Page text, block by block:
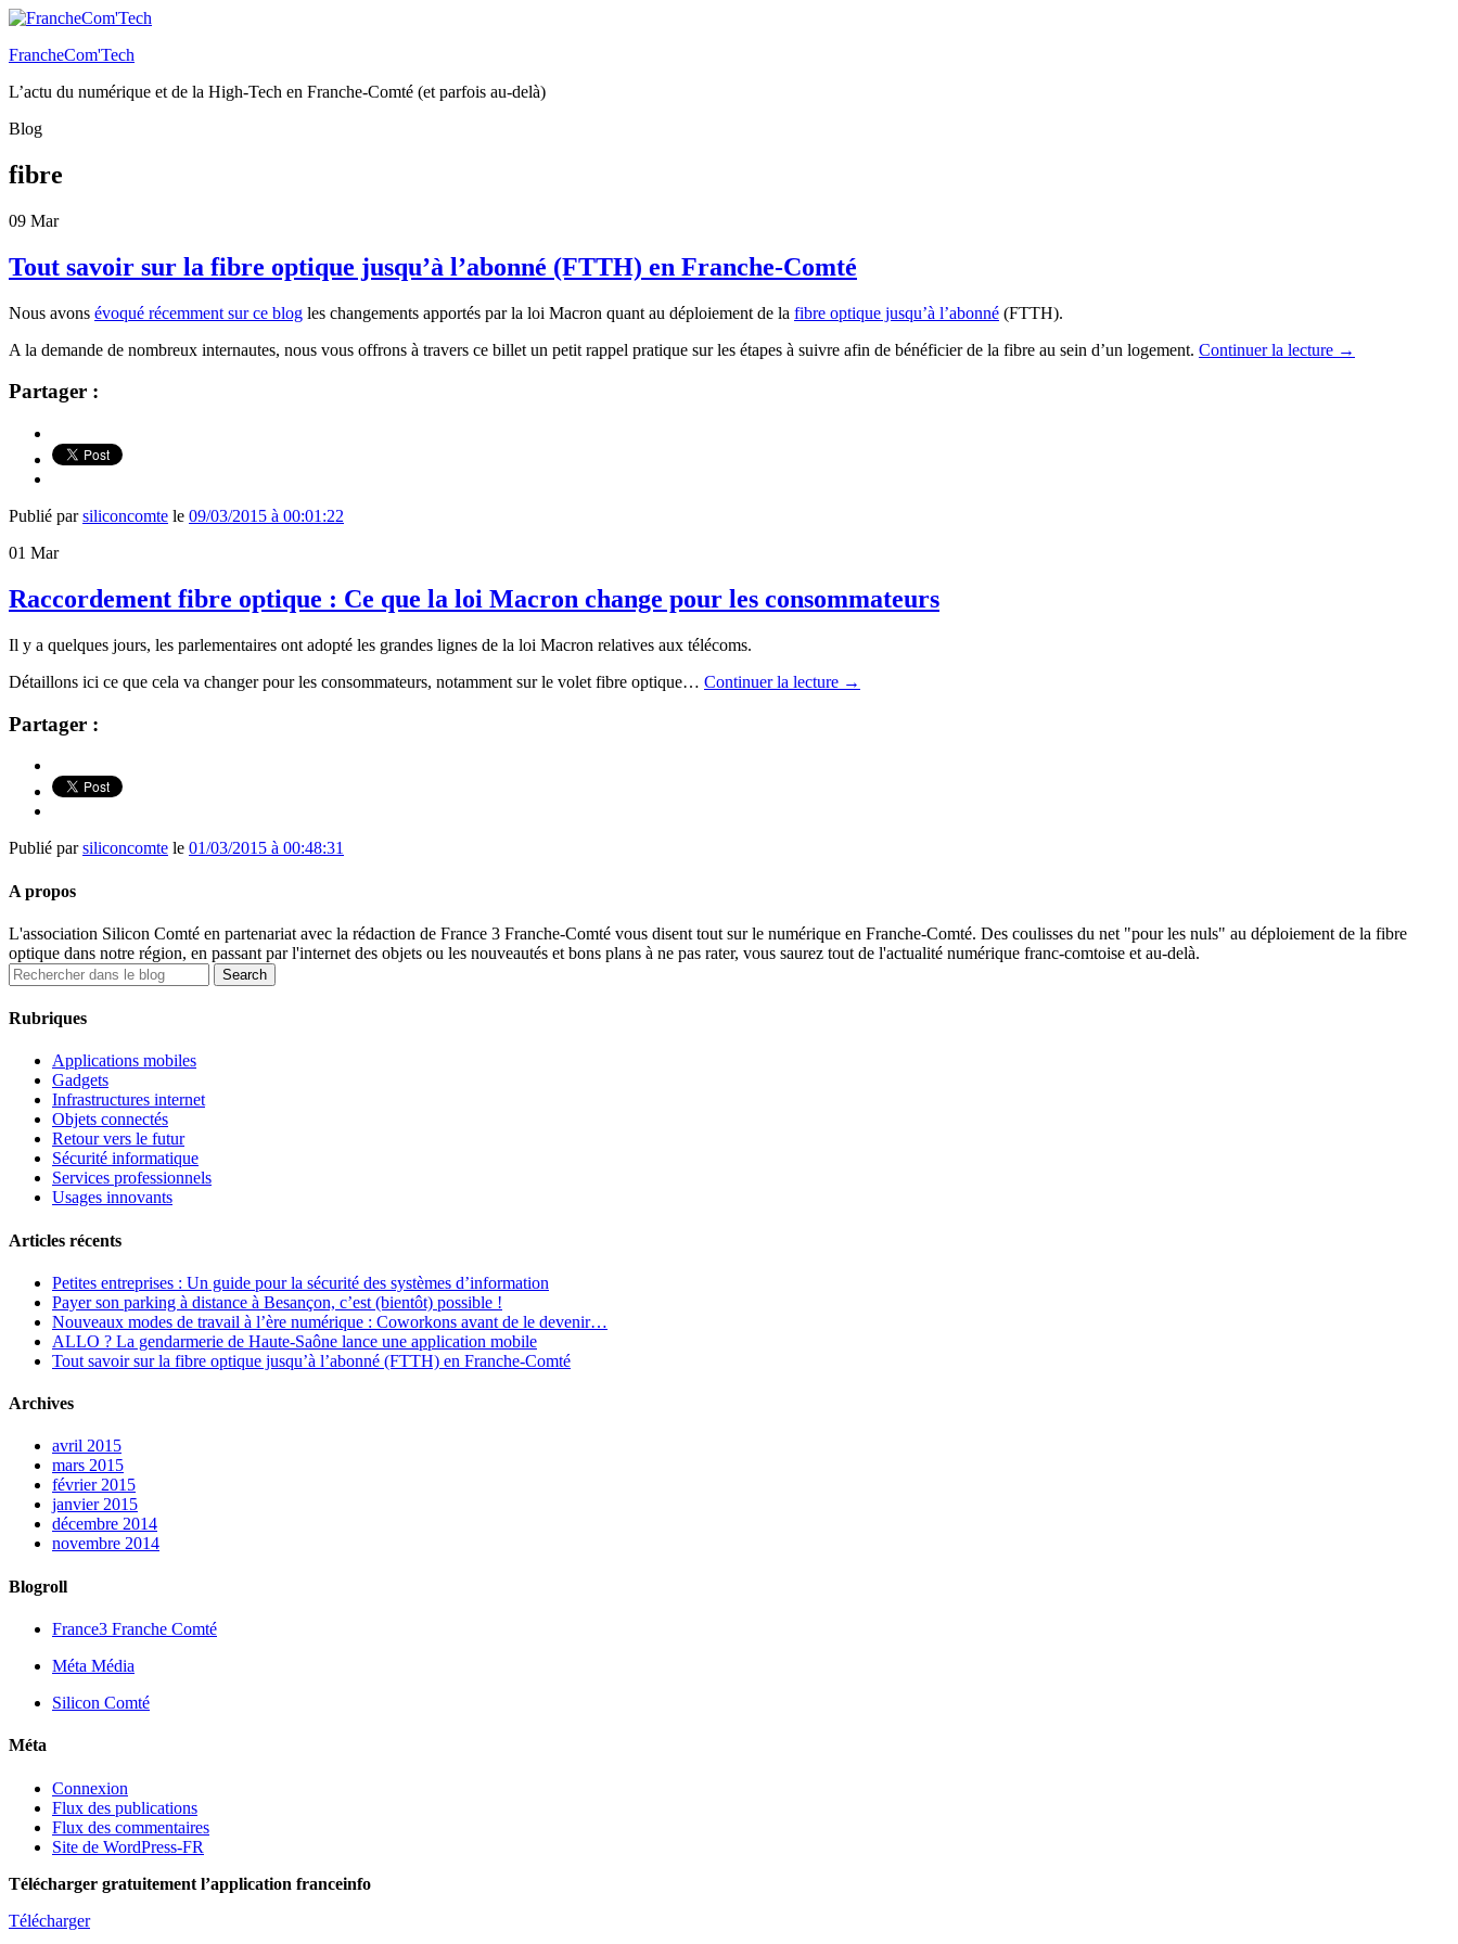
FrancheCom'Tech
L’actu du numérique et de la High-Tech en Franche-Comté (et parfois au-delà)
Blog
fibre
09 Mar
Tout savoir sur la fibre optique jusqu’à l’abonné (FTTH) en Franche-Comté
Nous avons évoqué récemment sur ce blog les changements apportés par la loi Macron quant au déploiement de la fibre optique jusqu’à l’abonné (FTTH).
A la demande de nombreux internautes, nous vous offrons à travers ce billet un petit rappel pratique sur les étapes à suivre afin de bénéficier de la fibre au sein d’un logement. Continuer la lecture →
Partager :
Publié parsiliconcomte le 09/03/2015 à 00:01:22
01 Mar
Raccordement fibre optique : Ce que la loi Macron change pour les consommateurs
Il y a quelques jours, les parlementaires ont adopté les grandes lignes de la loi Macron relatives aux télécoms.
Détaillons ici ce que cela va changer pour les consommateurs, notamment sur le volet fibre optique… Continuer la lecture →
Partager :
Publié parsiliconcomte le 01/03/2015 à 00:48:31
A propos
L'association Silicon Comté en partenariat avec la rédaction de France 3 Franche-Comté vous disent tout sur le numérique en Franche-Comté. Des coulisses du net "pour les nuls" au déploiement de la fibre
optique dans notre région, en passant par l'internet des objets ou les nouveautés et bons plans à ne pas rater, vous saurez tout de l'actualité numérique franc-comtoise et au-delà.
Rubriques
Applications mobiles
Gadgets
Infrastructures internet
Objets connectés
Retour vers le futur
Sécurité informatique
Services professionnels
Usages innovants
Articles récents
Petites entreprises : Un guide pour la sécurité des systèmes d’information
Payer son parking à distance à Besançon, c’est (bientôt) possible !
Nouveaux modes de travail à l’ère numérique : Coworkons avant de le devenir…
ALLO ? La gendarmerie de Haute-Saône lance une application mobile
Tout savoir sur la fibre optique jusqu’à l’abonné (FTTH) en Franche-Comté
Archives
avril 2015
mars 2015
février 2015
janvier 2015
décembre 2014
novembre 2014
Blogroll
France3 Franche Comté
Méta Média
Silicon Comté
Méta
Connexion
Flux des publications
Flux des commentaires
Site de WordPress-FR
Télécharger gratuitement l’application franceinfo
Télécharger